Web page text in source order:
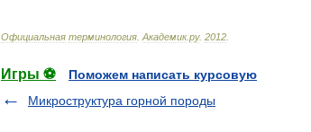
Официальная терминология Академик.ру. 2012
Игры ⚽
Поможем написать курсовую
Микроструктура горной породы